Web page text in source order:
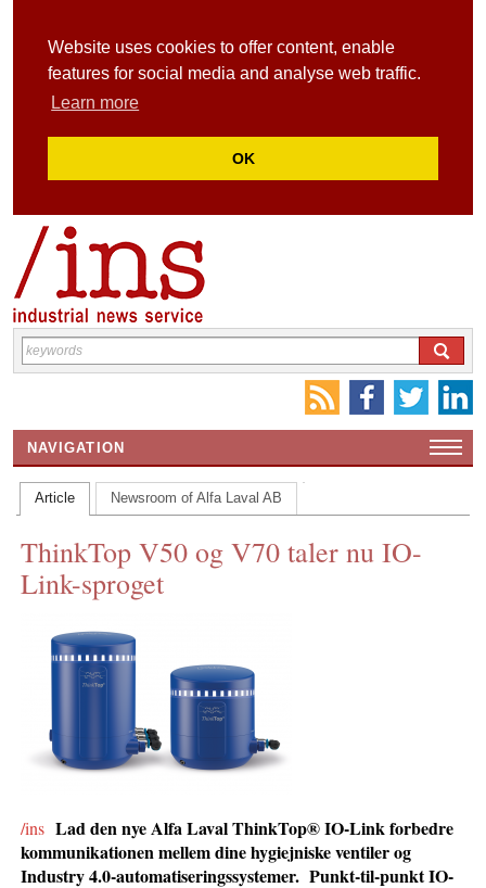
Website uses cookies to offer content, enable
features for social media and analyse web traffic.
Learn more
OK
NAVIGATION
HOME
CONTACT US
INS MAIN WEBSITE
ABOUT US
Article Newsroom of Alfa Laval AB
ThinkTop V50 og V70 taler nu IO-
Link-sproget
/ins Lad den nye Alfa Laval ThinkTop® IO-Link forbedre
kommunikationen mellem dine hygiejniske ventiler og
Industry 4.0-automatiseringssystemer. Punkt-til-punkt IO-